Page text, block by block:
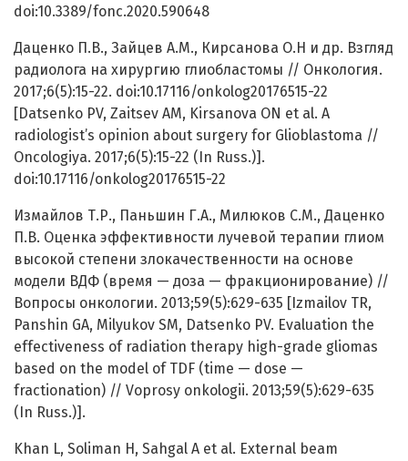
doi:10.3389/fonc.2020.590648
Даценко П.В., Зайцев А.М., Кирсанова О.Н и др. Взгляд
радиолога на хирургию глиобластомы // Онкология.
2017;6(5):15-22. doi:10.17116/onkolog20176515-22
[Datsenko PV, Zaitsev AM, Kirsanova ON et al. A
radiologist’s opinion about surgery for Glioblastoma //
Oncologiya. 2017;6(5):15-22 (In Russ.)].
doi:10.17116/onkolog20176515-22
Измайлов Т.Р., Паньшин Г.А., Милюков С.М., Даценко
П.В. Оценка эффективности лучевой терапии глиом
высокой степени злокачественности на основе
модели ВДФ (время — доза — фракционирование) //
Вопросы онкологии. 2013;59(5):629-635 [Izmailov TR,
Panshin GA, Milyukov SM, Datsenko PV. Evaluation the
effectiveness of radiation therapy high-grade gliomas
based on the model of TDF (time — dose —
fractionation) // Voprosy onkologii. 2013;59(5):629-635
(In Russ.)].
Khan L, Soliman H, Sahgal A et al. External beam